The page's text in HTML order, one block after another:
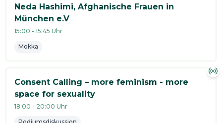
Neda Hashimi, Afghanische Frauen in
München e.V
15:00 -15:45 Uhr
Mokka
Consent Calling – more feminism - more
space for sexuality
18:00 - 20:00 Uhr